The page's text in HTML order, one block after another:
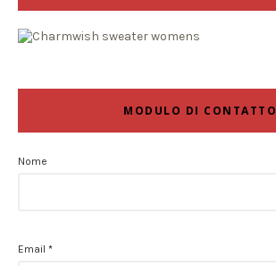
MODULO DI CONTATTO
Nome
Email *